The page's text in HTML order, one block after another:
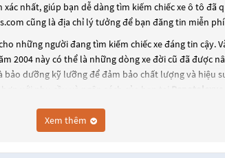
nhất, giúp bạn dễ dàng tìm kiếm chiếc xe ô tô
cũng là địa chỉ lý tưởng để bạn đăng tin miễn
những người đang tìm kiếm chiếc xe đáng tin cậy.
2004 này có thể là những dòng xe đời cũ đã được
bảo dưỡng kỹ lưỡng để đảm bảo chất lượng và hiệu
với nhu cầu và ngân sách của bạn tại
Xem thêm